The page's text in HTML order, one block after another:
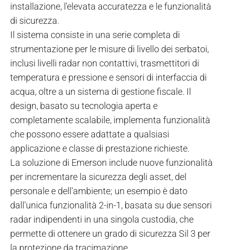
installazione, l'elevata accuratezza e le funzionalità
di sicurezza.
Il sistema consiste in una serie completa di
strumentazione per le misure di livello dei serbatoi,
inclusi livelli radar non contattivi, trasmettitori di
temperatura e pressione e sensori di interfaccia di
acqua, oltre a un sistema di gestione fiscale. Il
design, basato su tecnologia aperta e
completamente scalabile, implementa funzionalità
che possono essere adattate a qualsiasi
applicazione e classe di prestazione richieste.
La soluzione di Emerson include nuove funzionalità
per incrementare la sicurezza degli asset, del
personale e dell'ambiente; un esempio è dato
dall'unica funzionalità 2-in-1, basata su due sensori
radar indipendenti in una singola custodia, che
permette di ottenere un grado di sicurezza Sil 3 per
la protezione da tracimazione.